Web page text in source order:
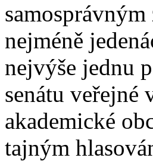
nejméně
nejvýše jednu
senátu veřejné
akademické
tajným